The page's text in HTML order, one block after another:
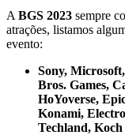
A BGS 2023 sempre
atrações, listamos
evento:
Sony,
Bros. Games,
HoYoverse,
Konami,
Techland,